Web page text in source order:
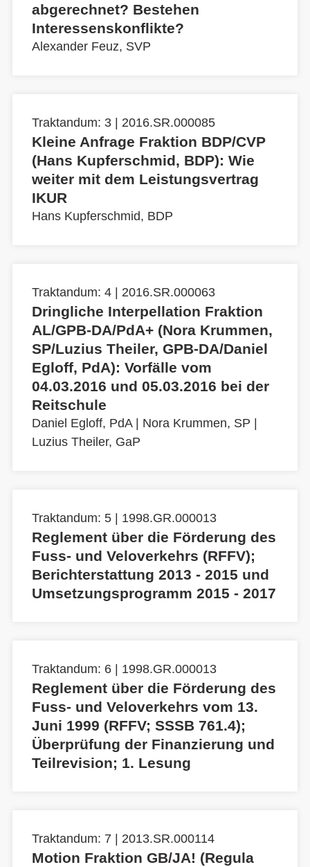
abgerechnet? Bestehen
Interessenskonflikte?
Alexander Feuz, SVP
Traktandum: 3 | 2016.SR.000085
Kleine Anfrage Fraktion BDP/CVP
(Hans Kupferschmid, BDP): Wie
weiter mit dem Leistungsvertrag
IKUR
Hans Kupferschmid, BDP
Traktandum: 4 | 2016.SR.000063
Dringliche Interpellation Fraktion
AL/GPB-DA/PdA+ (Nora Krummen,
SP/Luzius Theiler, GPB-DA/Daniel
Egloff, PdA): Vorfälle vom
04.03.2016 und 05.03.2016 bei der
Reitschule
Daniel Egloff, PdA| Nora Krummen, SP
Luzius Theiler, GaP
Traktandum: 5 | 1998.GR.000013
Reglement über die Förderung des
Fuss- und Veloverkehrs (RFFV);
Berichterstattung 2013 - 2015 und
Umsetzungsprogramm 2015 - 2017
Traktandum: 6 | 1998.GR.000013
Reglement über die Förderung des
Fuss- und Veloverkehrs vom 13.
Juni 1999 (RFFV; SSSB 761.4);
Überprüfung der Finanzierung und
Teilrevision; 1. Lesung
Traktandum: 7 | 2013.SR.000114
Motion Fraktion GB/JA! (Regula